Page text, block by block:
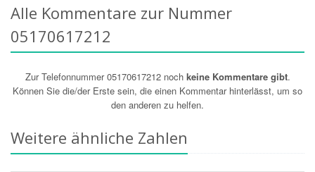
Alle Kommentare zur Nummer
05170617212
Zur Telefonnummer 05170617212 noch keine Kommentare gibt.
Können Sie die/der Erste sein, die einen Kommentar hinterlässt, um so
den anderen zu helfen.
Weitere ähnliche Zahlen